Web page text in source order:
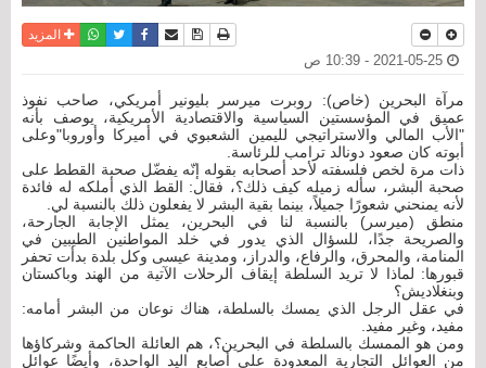
نسخة للطباعة
حفظ الموضوع
أرسل الى صديق
فيسبوكتويترواتسابالمزيد
مرآة البحرين (خاص): روبرت ميرسر بليونير أمريكي، صاحب نفوذ
عميق في المؤسستين السياسية والاقتصادية الأمريكية، يوصف بأنه
"الأب المالي والاستراتيجي لليمين الشعبوي في أميركا وأوروبا"وعلى
أبوته كان صعود دونالد ترامب للرئاسة.
ذات مرة لخص فلسفته لأحد أصحابه بقوله إنّه يفضّل صحبة القطط على
صحبة البشر، سأله زميله كيف ذلك؟، فقال: القط الذي أملكه له فائدة
لأنه يمنحني شعورًا جميلاً، بينما بقية البشر لا يفعلون ذلك بالنسبة لي.
منطق (ميرسر) بالنسبة لنا في البحرين، يمثل الإجابة الجارحة،
والصريحة جدًا، للسؤال الذي يدور في خلد المواطنين الطيبين في
المنامة، والمحرق، والرفاع، والدراز، ومدينة عيسى وكل بلدة بدأت تحفر
قبورها: لماذا لا تريد السلطة إيقاف الرحلات الآتية من الهند وباكستان
وبنغلاديش؟
في عقل الرجل الذي يمسك بالسلطة، هناك نوعان من البشر أمامه:
مفيد، وغير مفيد.
ومن هو الممسك بالسلطة في البحرين؟، هم العائلة الحاكمة وشركاؤها
من العوائل التجارية المعدودة على أصابع اليد الواحدة، وأيضًا عوائل